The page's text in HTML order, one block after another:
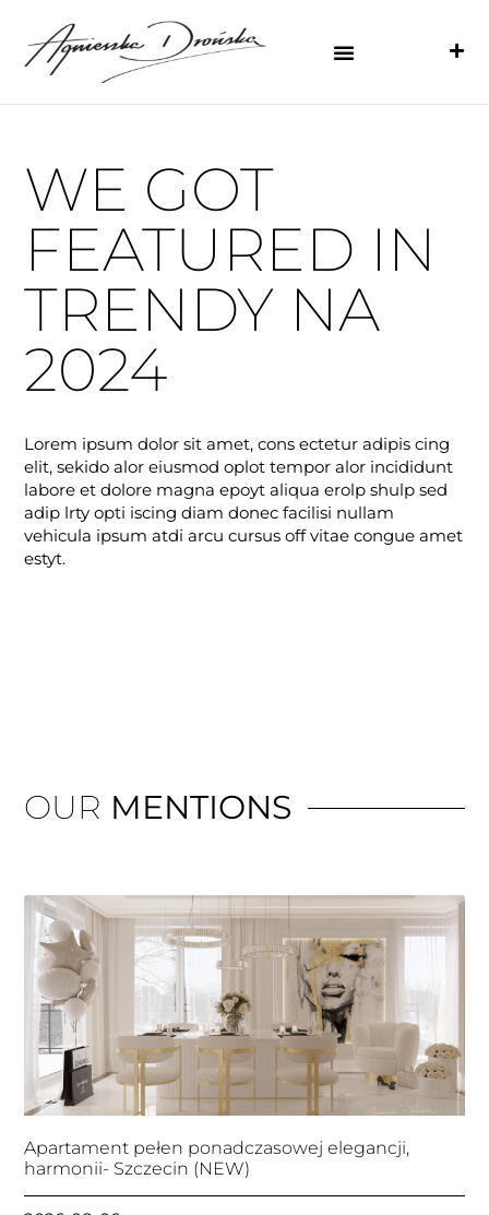
WE GOT
FEATURED IN
TRENDY NA
2024
Lorem ipsum dolor sit amet, cons ectetur adipis cing
elit, sekido alor eiusmod oplot tempor alor incididunt
labore et dolore magna epoyt aliqua erolp shulp sed
adip lrty opti iscing diam donec facilisi nullam
vehicula ipsum atdi arcu cursus off vitae congue amet
estyt.
OUR MENTIONS
Apartament pełen ponadczasowej elegancji,
harmonii- Szczecin (NEW)